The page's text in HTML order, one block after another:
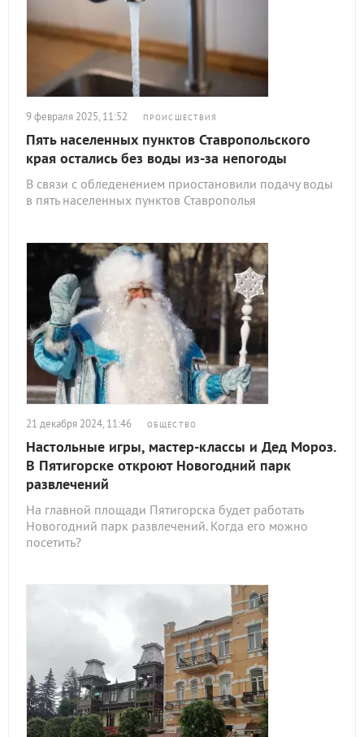
9 февраля 2025, 11:52 ПРОИСШЕСТВИЯ
Пять населенных пунктов Ставропольского
края остались без воды из-за непогоды
В связи с обледенением приостановили подачу воды
в пять населенных пунктов Ставрополья
21 декабря 2024, 11:46 ОБЩЕСТВО
Настольные игры, мастер-классы и Дед Мороз.
В Пятигорске откроют Новогодний парк
развлечений
На главной площади Пятигорска будет работать
Новогодний парк развлечений. Когда его можно
посетить?